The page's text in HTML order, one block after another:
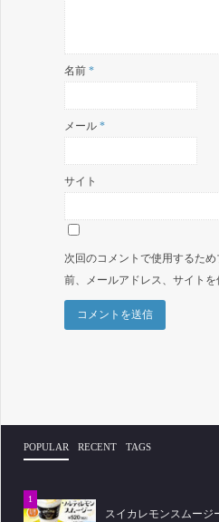
名前 *
メール *
サイト
次回のコメントで使用するた
前、メールアドレス、サイトを
POPULAR RECENT TAGS
スイカレモンスムージ